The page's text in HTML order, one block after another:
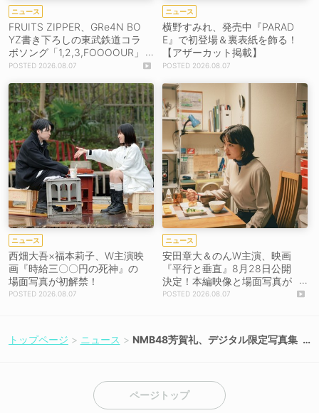
ニュース
FRUITS ZIPPER、GRe4N BO
YZ書き下ろしの東武鉄道コラ
ボソング「1,2,3,FOOOOUR」
をリリース＆MV公開！
2026.08.07
ニュース
横野すみれ、発売中『PARAD
E』で初登場＆裏表紙を飾る！
【アザーカット掲載】
2026.08.07
ニュース
西畑大吾×福本莉子、W主演映
画『時給三〇〇円の死神』の
場面写真が初解禁！
2026.08.07
ニュース
安田章大＆のんW主演、映画
『平行と垂直』8月28日公開
決定！本編映像と場面写真が
初解禁！2026.08.07
トップページ ニュース
NMB48芳賀礼、デジタル限定写真集
ページトップ